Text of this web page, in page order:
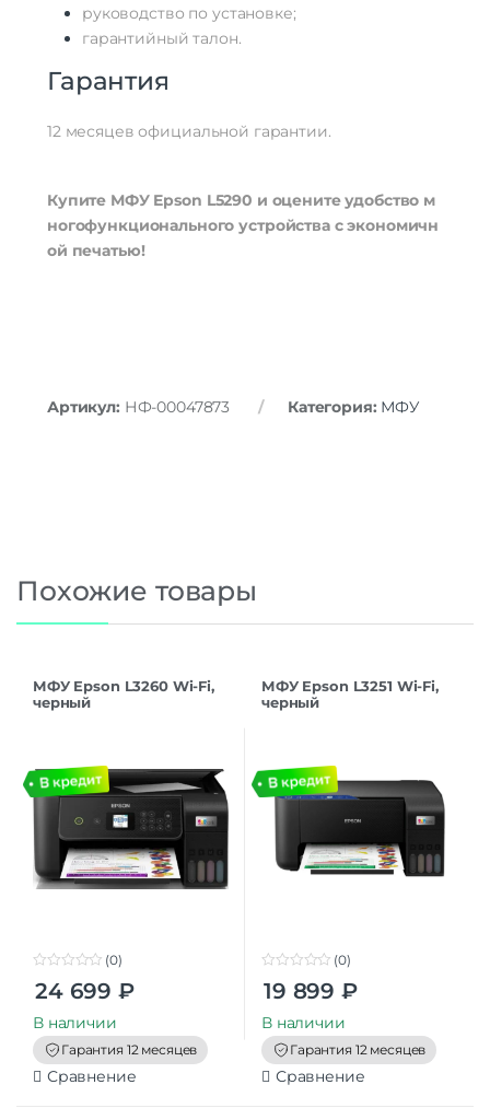
руководство по установке;
гарантийный талон.
Гарантия
12месяцев официальной гарантии.
Купите МФУEpson L5290 и оценитеудобство м
ногофункционального устройствасэкономичн
ой печатью!
Артикул: НФ-00047873 Категория: МФУ
Похожие товары
МФУ Epson L3260 Wi-Fi,
черный
o
t
o
f
5
(0)
24 699 ₽
В наличии
Гарантия 12 месяцев
Сравнение
МФУ Epson L3251 Wi-Fi,
черный
t
o
f
5
(0)
19 899 ₽
В наличии
Гарантия 12 месяцев
Сравнение